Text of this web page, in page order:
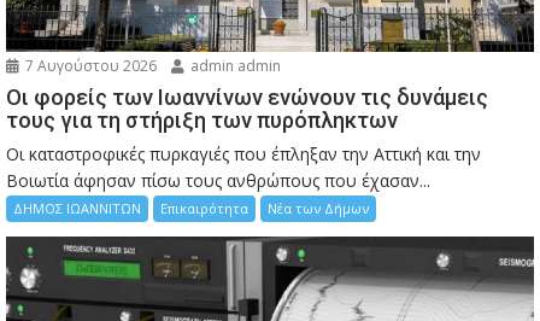
7 Αυγούστου 2026 admin admin
Οι φορείς των Ιωαννίνων ενώνουν τις δυνάμεις
τους για τη στήριξη των πυρόπληκτων
Οι καταστροφικές πυρκαγιές που έπληξαν την Αττική και την
Bοιωτία άφησαν πίσω τους ανθρώπους που έχασαν...
ΔΗΜΟΣ ΙΩΑΝΝΙΤΩΝ Επικαιρότητα Νέα των Δήμων